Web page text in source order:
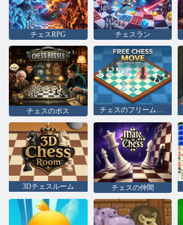
チェスRPG チェスラン
チェスのボス チェスのフリームーブ
3Dチェスルーム チェスの仲間